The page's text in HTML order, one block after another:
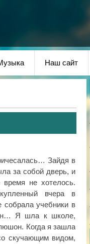
Наш сайт
Зайдя в
за собой дверь, и
не хотелось.
вчера в
собрала учебники в
Я шла к школе,
Когда я зашла
скучающим видом,